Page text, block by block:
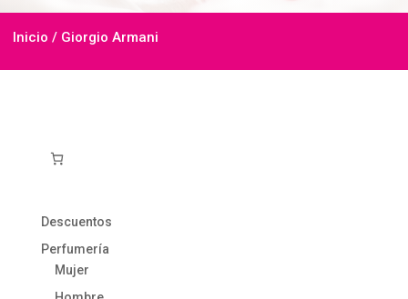
Inicio / Giorgio Armani
Descuentos
Perfumería
Mujer